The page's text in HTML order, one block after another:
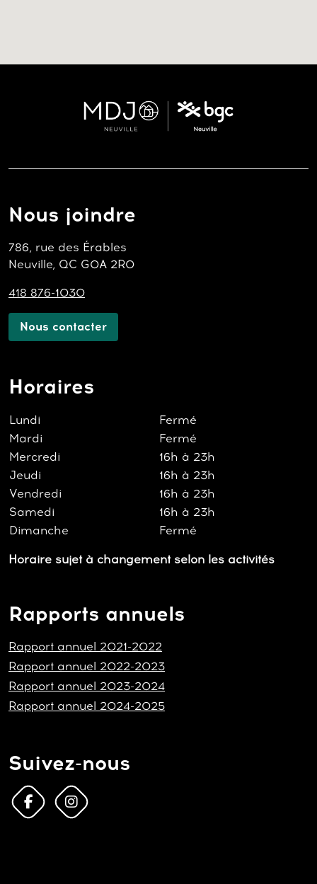
Nous joindre
786, rue des Érables
Neuville, QC G0A 2R0
418 876-1030
Nous contacter
Horaires
Lundi
Fermé
Mardi
Fermé
Mercredi
16h à 23h
Jeudi
16h à 23h
Vendredi
16h à 23h
Samedi
16h à 23h
Dimanche
Fermé
Horaire sujet à changement selon les activités
Rapports annuels
Rapport annuel 2021-2022
Rapport annuel 2022-2023
Rapport annuel 2023-2024
Rapport annuel 2024-2025
Suivez-nous